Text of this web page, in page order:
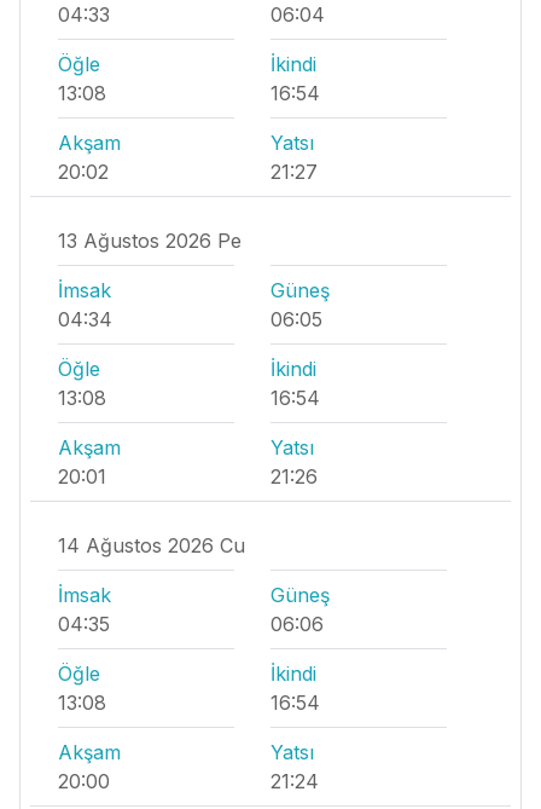
04:33 06:04
Öğle
13:08
İkindi
16:54
Akşam
20:02
Yatsı
21:27
13 Ağustos 2026 Pe
İmsak
04:34
Güneş
06:05
Öğle
13:08
İkindi
16:54
Akşam
20:01
Yatsı
21:26
14 Ağustos 2026 Cu
İmsak
04:35
Güneş
06:06
Öğle
13:08
İkindi
16:54
Akşam
20:00
Yatsı
21:24